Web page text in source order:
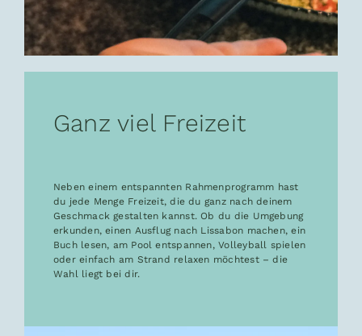
Ganz viel Freizeit
Neben einem entspannten Rahmenprogramm hast
du jede Menge Freizeit, die du ganz nach deinem
Geschmack gestalten kannst. Ob du die Umgebung
erkunden, einen Ausflug nach Lissabon machen, ein
Buch lesen, am Pool entspannen, Volleyball spielen
oder einfach am Strand relaxen möchtest – die
Wahl liegt bei dir.